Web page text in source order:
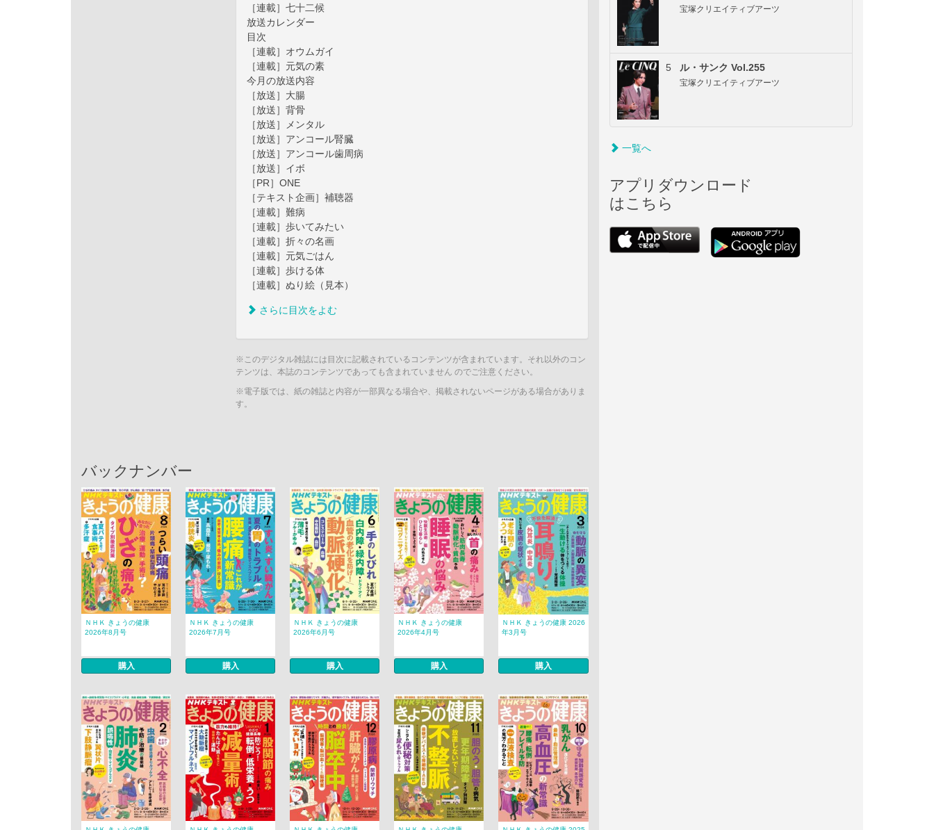
［連載］七十二候
放送カレンダー
目次
［連載］オウムガイ
［連載］元気の素
今月の放送内容
［放送］大腸
［放送］背骨
［放送］メンタル
［放送］アンコール腎臓
［放送］アンコール歯周病
［放送］イボ
［PR］ONE
［テキスト企画］補聴器
［連載］難病
［連載］歩いてみたい
［連載］折々の名画
［連載］元気ごはん
［連載］歩ける体
［連載］ぬり絵（見本）
さらに目次をよむ
※このデジタル雑誌には目次に記載されているコンテンツが含まれています。それ以外のコン
テンツは、本誌のコンテンツであっても含まれていません のでご注意ください。
※電子版では、紙の雑誌と内容が一部異なる場合や、掲載されないページがある場合がありま
す。
バックナンバー
ＮＨＫ きょうの健康
2026年8月号
購入
ＮＨＫ きょうの健康
2026年7月号
購入
ＮＨＫ きょうの健康
2026年6月号
購入
ＮＨＫ きょうの健康
2026年4月号
購入
ＮＨＫ きょうの健康 2026
年3月号
購入
宝塚クリエイティブアーツ
5 ル・サンク Vol.255
宝塚クリエイティブアーツ
一覧へ
アプリダウンロード
はこちら